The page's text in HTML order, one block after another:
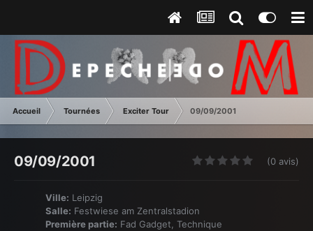
Accueil Tournées Exciter Tour 09/09/2001
09/09/2001 (0 avis)
Ville: Leipzig
Salle: Festwiese am Zentralstadion
Première partie: Fad Gadget, Technique